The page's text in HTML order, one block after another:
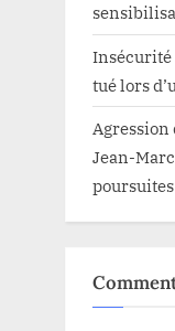
Insécurité
tué lors
Agression
Jean-